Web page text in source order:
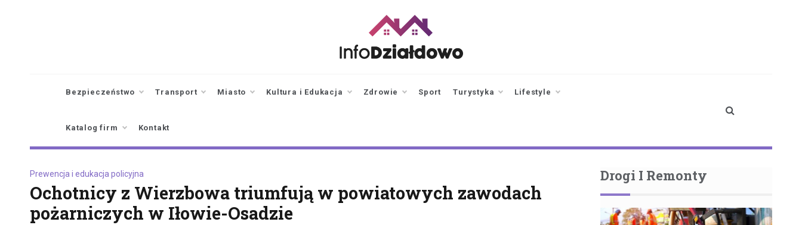
Bezpieczeństwo Transport Miasto Kultura i Edukacja Zdrowie Sport Turystyka Lifestyle
Katalog firm Kontakt
Prewencja i edukacja policyjna
Ochotnicy z Wierzbowa triumfują w powiatowych zawodach
pożarniczych w Iłowie-Osadzie
Drogi I Remonty